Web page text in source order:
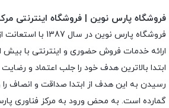
فروشگاه پارس نوین | فروشگاه اینترنتی
فروشگاه پارس نوین
ارائه خدمات فروش حضوری و اینترنتی با بیش
ابتدا بالاترین هدف خود را جلب اعتماد و
رسیدن به این هدف از ابتدا صداقت و
گمارده است. به محض ورود به مرکز فناوری